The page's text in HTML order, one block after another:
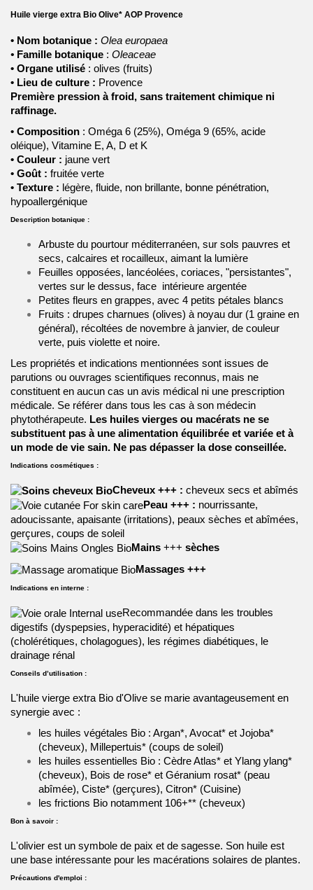
Huile vierge extra Bio Olive* AOP Provence
• Nom botanique : Olea europaea
• Famille botanique : Oleaceae
• Organe utilisé : olives (fruits)
• Lieu de culture : Provence
Première pression à froid, sans traitement chimique ni
raffinage.
• Composition : Oméga 6 (25%), Oméga 9 (65%, acide
oléique), Vitamine E, A, D et K
• Couleur : jaune vert
• Goût : fruitée verte
• Texture : légère, fluide, non brillante, bonne pénétration,
hypoallergénique
Description botanique :
Arbuste du pourtour méditerranéen, sur sols pauvres et
secs, calcaires et rocailleux, aimant la lumière
Feuilles opposées, lancéolées, coriaces, "persistantes",
vertes sur le dessus, face intérieure argentée
Petites fleurs en grappes, avec 4 petits pétales blancs
Fruits : drupes charnues (olives) à noyau dur (1 graine en
général), récoltées de novembre à janvier, de couleur
verte, puis violette et noire.
Les propriétés et indications mentionnées sont issues de
parutions ou ouvrages scientifiques reconnus, mais ne
constituent en aucun cas un avis médical ni une prescription
médicale. Se référer dans tous les cas à son médecin
phytothérapeute. Les huiles vierges ou macérats ne se
substituent pas à une alimentation équilibrée et variée et à
un mode de vie sain. Ne pas dépasser la dose conseillée.
Indications cosmétiques :
Cheveux +++ : cheveux secs et abîmés
Peau +++ : nourrissante,
adoucissante, apaisante (irritations), peaux sèches et abîmées,
gerçures, coups de soleil
Mains +++ sèches
Massages +++
Indications en interne :
Recommandée dans les troubles
digestifs (dyspepsies, hyperacidité) et hépatiques
(cholérétiques, cholagogues), les régimes diabétiques, le
drainage rénal
Conseils d’utilisation :
L'huile vierge extra Bio d'Olive se marie avantageusement en
synergie avec :
les huiles végétales Bio : Argan*, Avocat* et Jojoba*
(cheveux), Millepertuis* (coups de soleil)
les huiles essentielles Bio : Cèdre Atlas* et Ylang ylang*
(cheveux), Bois de rose* et Géranium rosat* (peau
abîmée), Ciste* (gerçures), Citron* (Cuisine)
les frictions Bio notamment 106+** (cheveux)
Bon à savoir :
L'olivier est un symbole de paix et de sagesse. Son huile est
une base intéressante pour les macérations solaires de plantes.
Précautions d'emploi :